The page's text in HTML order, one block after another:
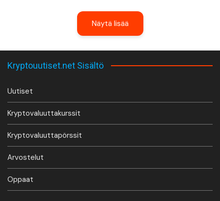
Näytä lisää
Kryptouutiset.net Sisältö
Uutiset
Kryptovaluuttakurssit
Kryptovaluuttapörssit
Arvostelut
Oppaat